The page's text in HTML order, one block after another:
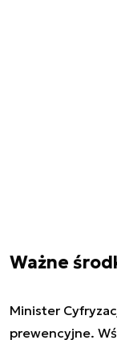
Ważne
Minister
prewencyjne.